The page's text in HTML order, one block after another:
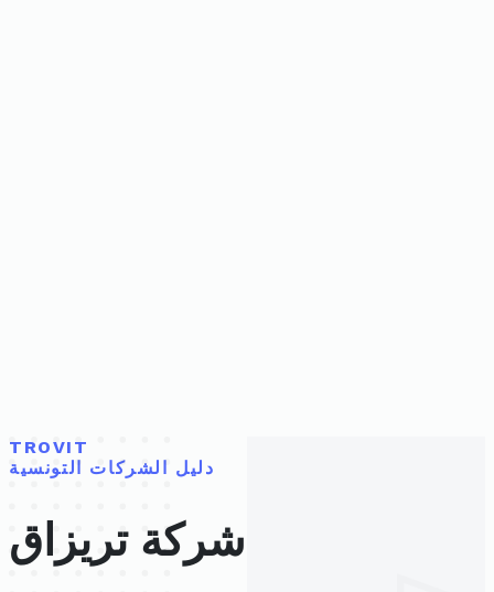
TROVIT
دليل الشركات التونسية
شركة تريزاق